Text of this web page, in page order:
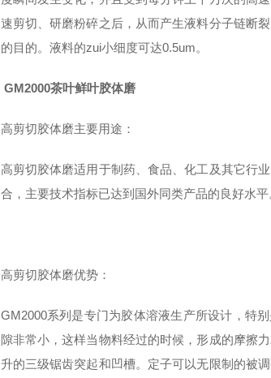
速剪切、研磨粉碎之后，从而产生液料分子链断
的目的。液料的zui小细度可达0.5um。
GM2000茶叶鲜叶胶体磨
高剪切胶体磨主要用途：
高剪切胶体磨适用于制药、食品、化工及其它行
合，主要技术指标已达到国外同类产品的良好水平
高剪切胶体磨优势：
GM2000系列是专门为胶体溶液生产所设计，特
隙非常小，这样当物料经过的时候，形成的摩擦
升的三级锯齿突起和凹槽。定子可以无限制的被